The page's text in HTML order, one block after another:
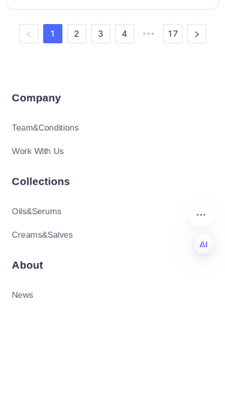
حلول تغليف متينة ومبتكرة وصديقة
للبيئة. جيانغيين أوزون
1 2 3 4 ••• 17
Company
Team&Conditions
Work With Us
Collections
Oils&Serums
Creams&Salves
About
News